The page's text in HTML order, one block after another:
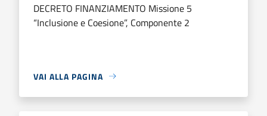
DECRETO FINANZIAMENTO Missione 5
“Inclusione e Coesione”, Componente 2
VAI ALLA PAGINA